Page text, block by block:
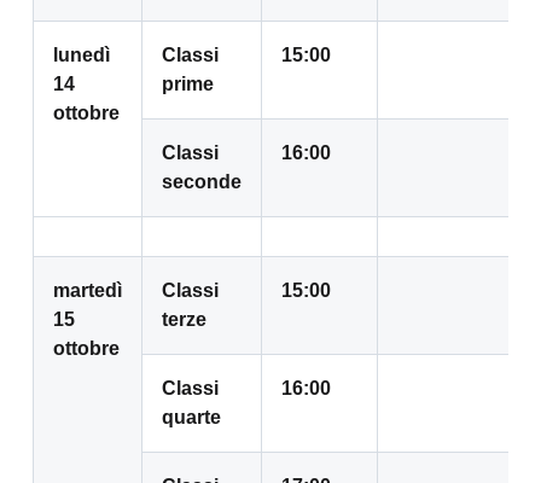
lunedì
14
ottobre
Classi
prime
15:00
Classi
seconde
16:00
martedì
15
ottobre
Classi
terze
15:00
Classi
quarte
16:00